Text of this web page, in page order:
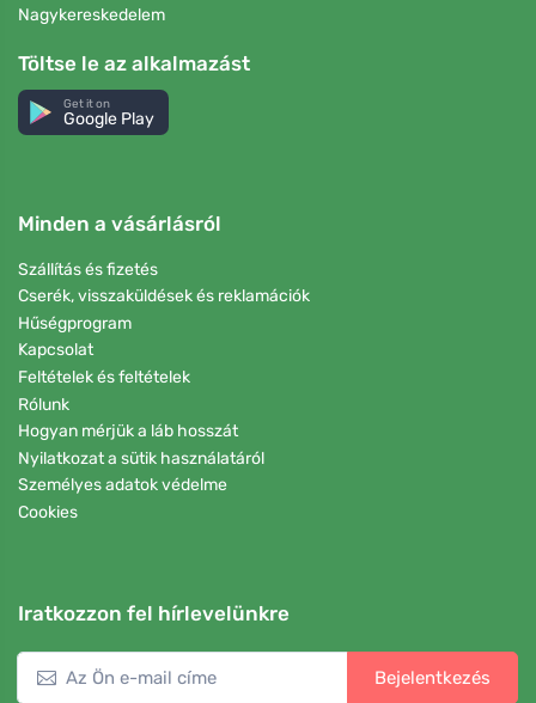
Nagykereskedelem
Töltse le az alkalmazást
Get it on
Google Play
Minden a vásárlásról
Szállítás és fizetés
Cserék, visszaküldések és reklamációk
Hűségprogram
Kapcsolat
Feltételek és feltételek
Rólunk
Hogyan mérjük a láb hosszát
Nyilatkozat a sütik használatáról
Személyes adatok védelme
Cookies
Iratkozzon fel hírlevelünkre
Bejelentkezés